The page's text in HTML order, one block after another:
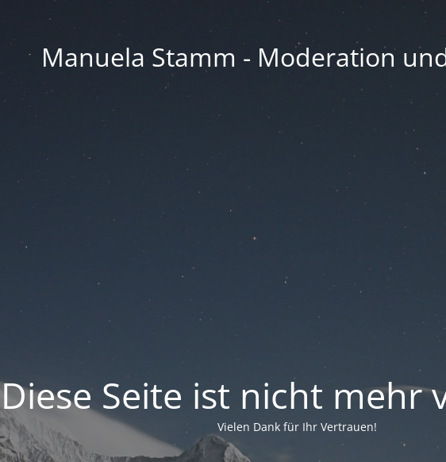
Manuela Stamm - Moderation
Diese Seite ist nicht mehr
Vielen Dank für Ihr Vertrauen!